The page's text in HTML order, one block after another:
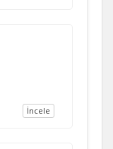
İncele